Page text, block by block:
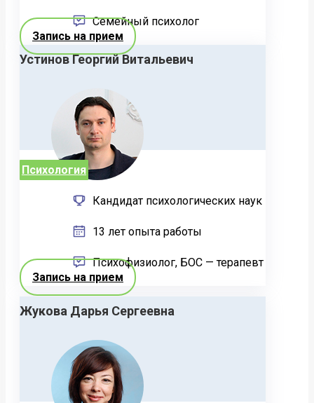
Семейный психолог
Запись на прием
Устинов Георгий Витальевич
Психология
Кандидат психологических наук
13 лет опыта работы
Психофизиолог, БОС — терапевт
Запись на прием
Жукова Дарья Сергеевна